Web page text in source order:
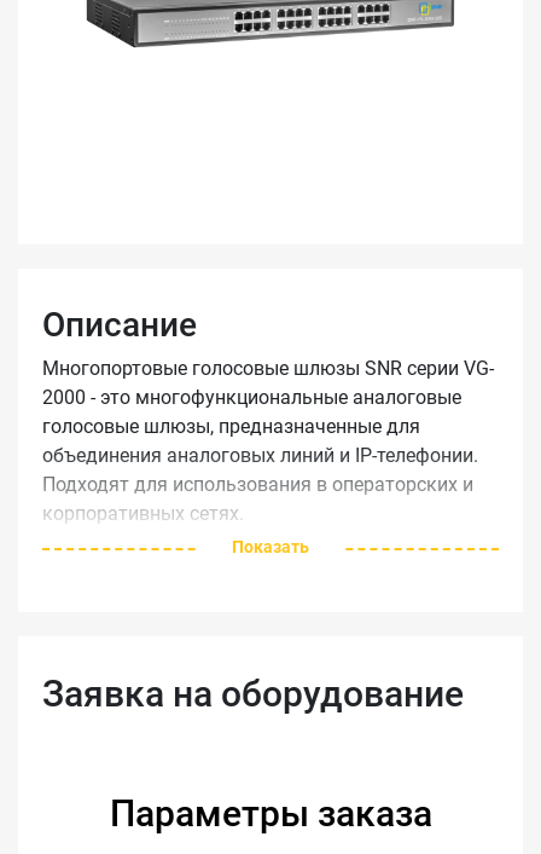
Описание
Многопортовые голосовые шлюзы SNR серии VG-
2000 - это многофункциональные аналоговые
голосовые шлюзы, предназначенные для
объединения аналоговых линий и IP-телефонии.
Подходят для использования в операторских и
корпоративных сетях.
Основные особенности:
Поддержка IPv4 и IPv6
Поддержка TR069 и SNMP
Показать
Заявка на оборудование
Параметры заказа